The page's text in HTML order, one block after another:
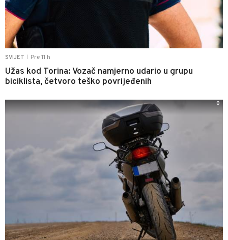
SVIJET Pre 11 h
Užas kod Torina: Vozač namjerno udario u grupu
biciklista, četvoro teško povrijeđenih
0